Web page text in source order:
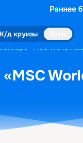
Раннее
д круизы
«MSC World